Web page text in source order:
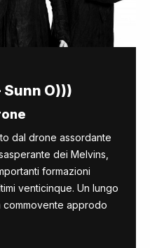
O)))
dal drone assordante
dei Melvins,
formazioni
venticinque. Un lungo
commovente approdo